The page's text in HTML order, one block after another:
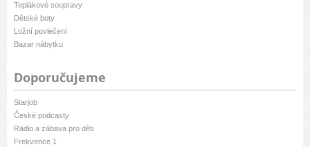
Teplákové soupravy
Dětské boty
Ložní povlečení
Bazar nábytku
Doporučujeme
Starjob
České podcasty
Rádio a zábava pro děti
Frekvence 1